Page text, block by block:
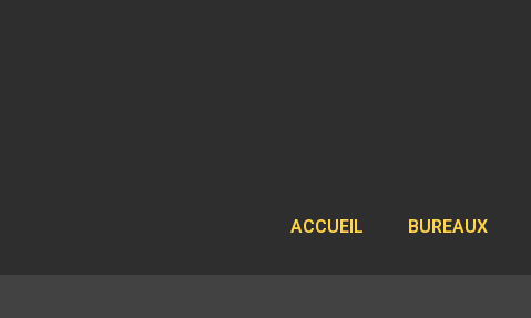
ACCUEIL BUREAUX